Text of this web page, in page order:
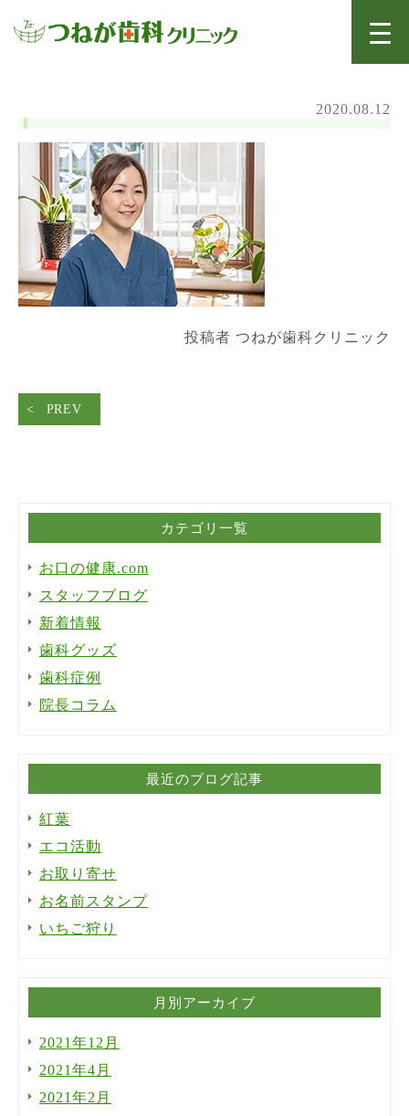
2020.08.12
投稿者 つねが歯科クリニック
PREV
カテゴリ一覧
お口の健康.com
スタッフブログ
新着情報
歯科グッズ
歯科症例
院長コラム
最近のブログ記事
紅葉
エコ活動
お取り寄せ
お名前スタンプ
いちご狩り
月別アーカイブ
2021年12月
2021年4月
2021年2月